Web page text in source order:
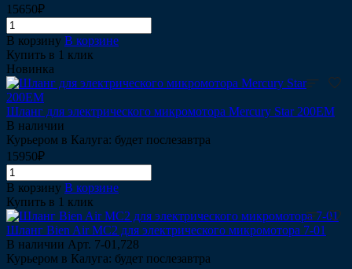
15650₽
В корзину В корзине
Купить в 1 клик
Новинка
Шланг для электрического микромотора Mercury Star 200EM
В наличии
Курьером в Калуга: будет послезавтра
15950₽
В корзину В корзине
Купить в 1 клик
Шланг Bien Air MC2 для электрического микромотора 7-01
В наличии Арт. 7-01,728
Курьером в Калуга: будет послезавтра